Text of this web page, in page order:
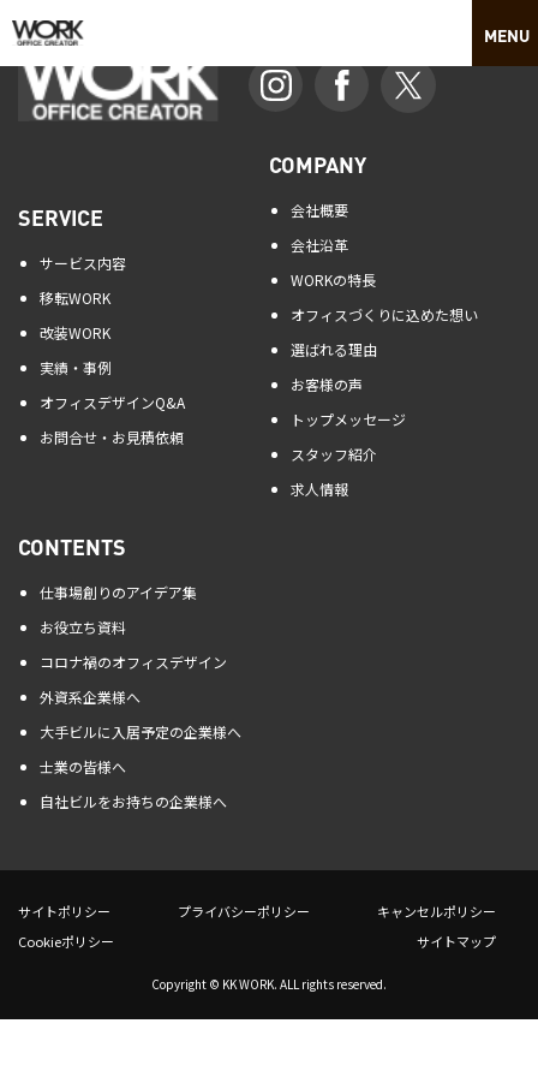
SERVICE
サービス内容
移転WORK
改装WORK
実績・事例
オフィスデザインQ&A
お問合せ・お見積依頼
COMPANY
会社概要
会社沿革
WORKの特長
オフィスづくりに込めた想い
選ばれる理由
お客様の声
トップメッセージ
スタッフ紹介
求人情報
CONTENTS
仕事場創りのアイデア集
お役立ち資料
コロナ禍のオフィスデザイン
外資系企業様へ
大手ビルに入居予定の企業様へ
士業の皆様へ
自社ビルをお持ちの企業様へ
サイトポリシー プライバシーポリシー
キャンセルポリシー
Cookieポリシー
サイトマップ
Copyright © KK WORK. ALL rights reserved.